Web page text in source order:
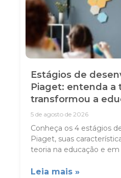
Estágios de
Piaget: entenda a
transformou a
5 de agosto de 2026
Conheça os 4 estágios
Piaget, suas
teoria na educação e em
Leia mais »